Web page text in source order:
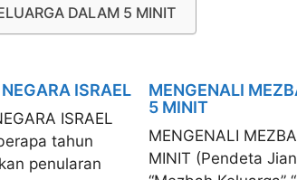
DALAM 5 MINIT
ISRAEL
ISRAEL
tahun
penularan
MENGENALI
5 MINIT
MENGENALI
MINIT (Pendeta